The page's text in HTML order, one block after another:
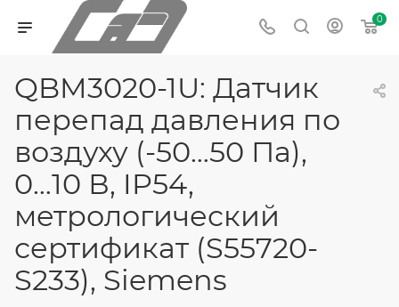
0
QBM3020-1U: Датчик
перепад давления по
воздуху (-50…50 Па),
0…10 В, IP54,
метрологический
сертификат (S55720-
S233), Siemens